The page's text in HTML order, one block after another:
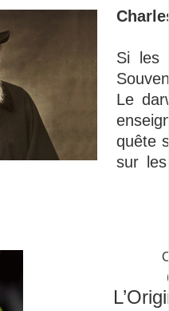
Si les
Le
quête
sur